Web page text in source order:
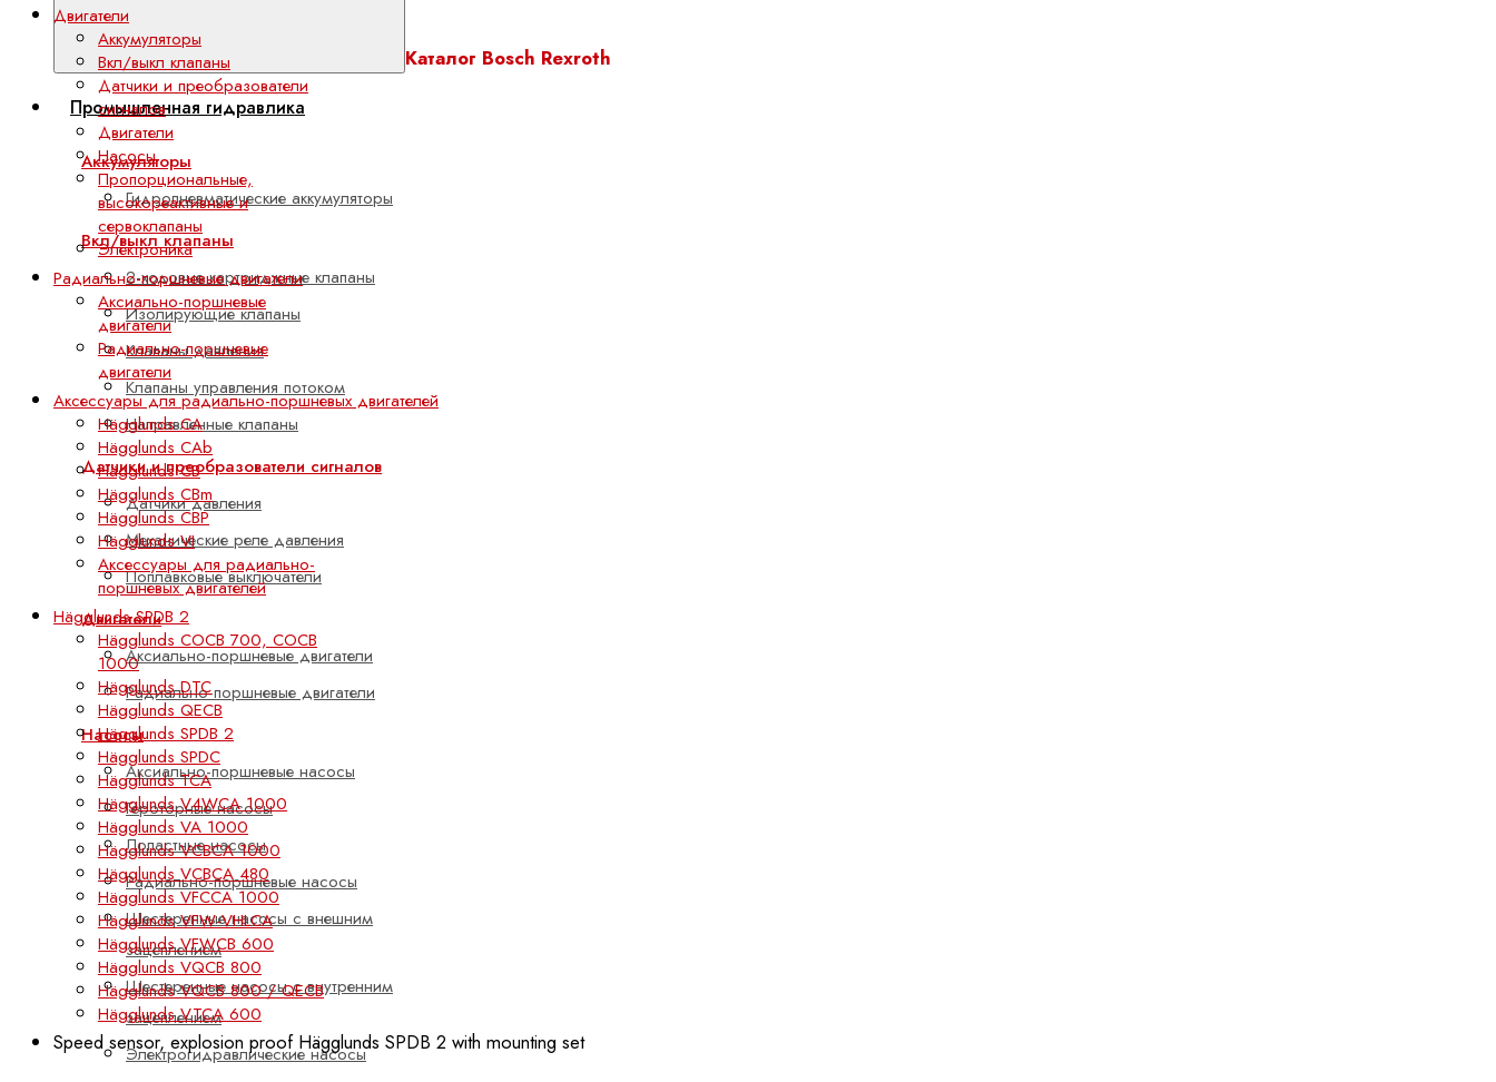
Каталог Bosch Rexroth
Промышленная гидравлика
Аккумуляторы
Гидропневматические аккумуляторы
Вкл/выкл клапаны
2-ходовые картриджные клапаны
Изолирующие клапаны
Клапаны давления
Клапаны управления потоком
Направленные клапаны
Датчики и преобразователи сигналов
Датчики давления
Механические реле давления
Поплавковые выключатели
Двигатели
Аксиально-поршневые двигатели
Радиально-поршневые двигатели
Насосы
Аксиально-поршневые насосы
Героторные насосы
Лопастные насосы
Радиально-поршневые насосы
Шестеренные насосы с внешним
зацеплением
Шестеренные насосы с внутренним
зацеплением
Электрогидравлические насосы
Двигатели
Аккумуляторы
Вкл/выкл клапаны
Датчики и преобразователи
сигналов
Двигатели
Насосы
Пропорциональные,
высокореактивные и
сервоклапаны
Электроника
Радиально-поршневые двигатели
Аксиально-поршневые
двигатели
Радиально-поршневые
двигатели
Аксессуары для радиально-поршневых двигателей
Hägglunds CA
Hägglunds CAb
Hägglunds CB
Hägglunds CBm
Hägglunds CBP
Hägglunds VI
Аксессуары для радиально-
поршневых двигателей
Hägglunds SPDB 2
Hägglunds COCB 700, COCB
1000
Hägglunds DTC
Hägglunds QECB
Hägglunds SPDB 2
Hägglunds SPDC
Hägglunds TCA
Hägglunds V4WCA 1000
Hägglunds VA 1000
Hägglunds VCBCA 1000
Hägglunds VCBCA 480
Hägglunds VFCCA 1000
Hägglunds VFW-VHLCA
Hägglunds VFWCB 600
Hägglunds VQCB 800
Hägglunds VQCB 800 / QECB
Hägglunds VTCA 600
Speed sensor, explosion proof Hägglunds SPDB 2 with mounting set